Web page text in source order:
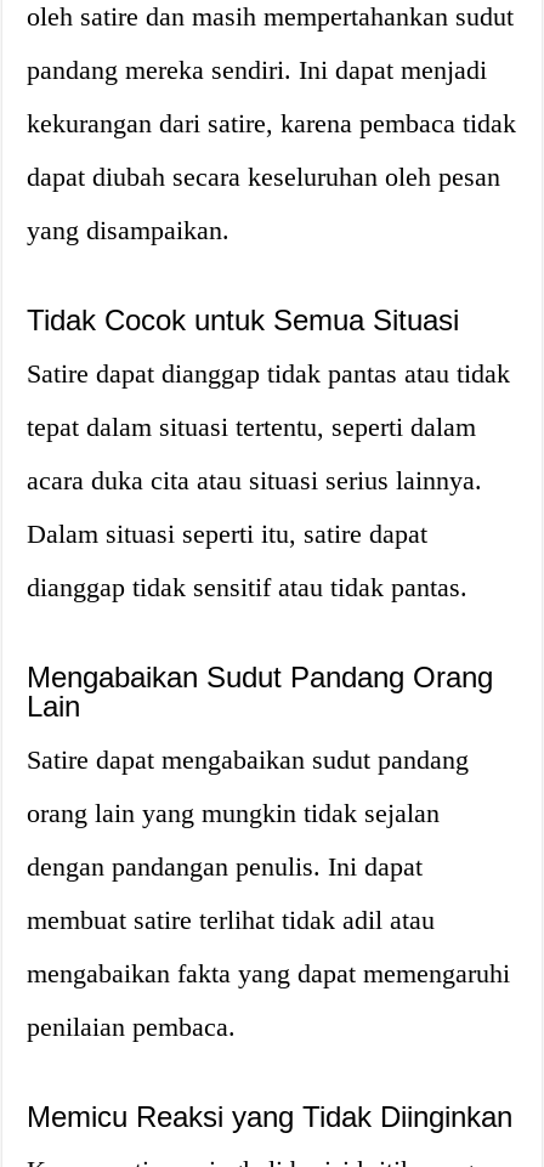
oleh satire dan masih mempertahankan sudut
pandang mereka sendiri. Ini dapat menjadi
kekurangan dari satire, karena pembaca tidak
dapat diubah secara keseluruhan oleh pesan
yang disampaikan.
Tidak Cocok untuk Semua Situasi
Satire dapat dianggap tidak pantas atau tidak
tepat dalam situasi tertentu, seperti dalam
acara duka cita atau situasi serius lainnya.
Dalam situasi seperti itu, satire dapat
dianggap tidak sensitif atau tidak pantas.
Mengabaikan Sudut Pandang Orang
Lain
Satire dapat mengabaikan sudut pandang
orang lain yang mungkin tidak sejalan
dengan pandangan penulis. Ini dapat
membuat satire terlihat tidak adil atau
mengabaikan fakta yang dapat memengaruhi
penilaian pembaca.
Memicu Reaksi yang Tidak Diinginkan